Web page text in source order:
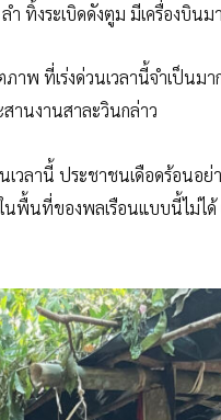
ำ ทิ้งระเบิดดังตูม มีเครื่องบิน
าพ ที่เร่งด่วนเวลานี้จำเป็น
านงานสาละวินกล่าว
วลานี้ ประชาชนเดือดร้อนอ
นพื้นที่ของพลเรือนแบบนี้ไม่